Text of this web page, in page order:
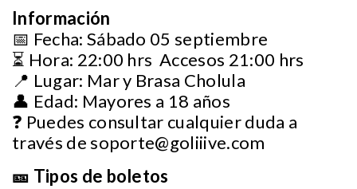
Información
📅 Fecha: Sábado 05 septiembre
⏳ Hora: 22:00 hrs Accesos 21:00 hrs
📍 Lugar: Mar y Brasa Cholula
👤 Edad: Mayores a 18 años
❓ Puedes consultar cualquier duda a
través desoporte@goliiive.com
🎫 Tipos de boletos